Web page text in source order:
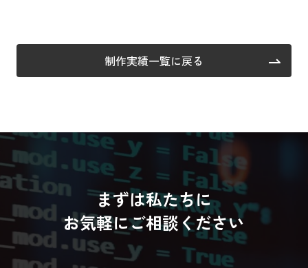
制作実績一覧に戻る
まずは私たちに
お気軽にご相談ください